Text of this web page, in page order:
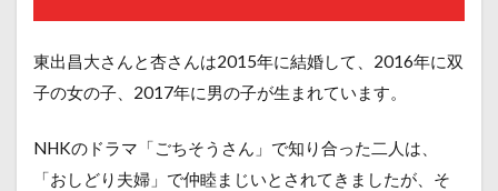
東出昌大さんと杏さんは2015年に結婚して、2016年に双
子の女の子、2017年に男の子が生まれています。
NHKのドラマ「ごちそうさん」で知り合った二人は、
「おしどり夫婦」で仲睦まじいとされてきましたが、そ